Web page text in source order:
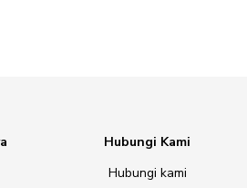
Hubungi Kami
Hubungi kami